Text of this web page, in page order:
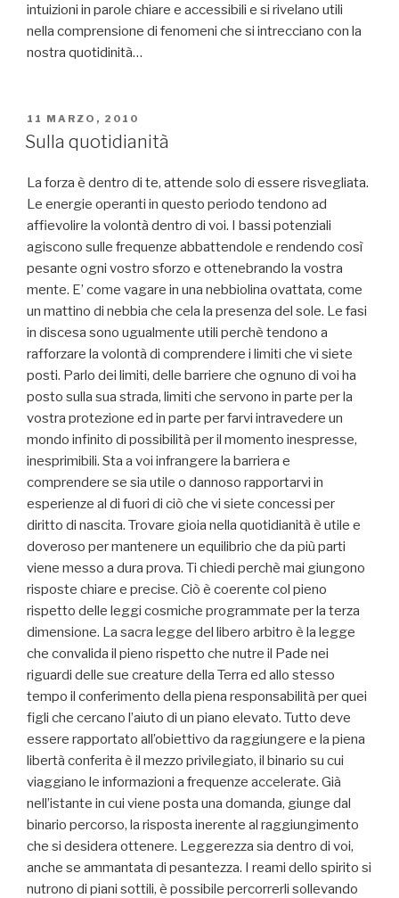
intuizioni in parole chiare e accessibili e si rivelano utili
nella comprensione di fenomeni che si intrecciano con la
nostra quotidinità…
PUBBLICATO
IL
11 MARZO, 2010
Sulla quotidianità
La forza è dentro di te, attende solo di essere risvegliata.
Le energie operanti in questo periodo tendono ad
affievolire la volontà dentro di voi. I bassi potenziali
agiscono sulle frequenze abbattendole e rendendo così
pesante ogni vostro sforzo e ottenebrando la vostra
mente. E’ come vagare in una nebbiolina ovattata, come
un mattino di nebbia che cela la presenza del sole. Le fasi
in discesa sono ugualmente utili perchè tendono a
rafforzare la volontà di comprendere i limiti che vi siete
posti. Parlo dei limiti, delle barriere che ognuno di voi ha
posto sulla sua strada, limiti che servono in parte per la
vostra protezione ed in parte per farvi intravedere un
mondo infinito di possibilità per il momento inespresse,
inesprimibili. Sta a voi infrangere la barriera e
comprendere se sia utile o dannoso rapportarvi in
esperienze al di fuori di ciò che vi siete concessi per
diritto di nascita. Trovare gioia nella quotidianità è utile e
doveroso per mantenere un equilibrio che da più parti
viene messo a dura prova. Ti chiedi perchè mai giungono
risposte chiare e precise. Ciò è coerente col pieno
rispetto delle leggi cosmiche programmate per la terza
dimensione. La sacra legge del libero arbitro è la legge
che convalida il pieno rispetto che nutre il Pade nei
riguardi delle sue creature della Terra ed allo stesso
tempo il conferimento della piena responsabilità per quei
figli che cercano l’aiuto di un piano elevato. Tutto deve
essere rapportato all’obiettivo da raggiungere e la piena
libertà conferita è il mezzo privilegiato, il binario su cui
viaggiano le informazioni a frequenze accelerate. Già
nell’istante in cui viene posta una domanda, giunge dal
binario percorso, la risposta inerente al raggiungimento
che si desidera ottenere. Leggerezza sia dentro di voi,
anche se ammantata di pesantezza. I reami dello spirito si
nutrono di piani sottili, è possibile percorrerli sollevando